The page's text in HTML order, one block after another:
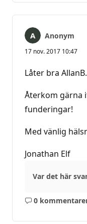
Anonym
17 nov. 2017 10:47
Låter bra AllanB.
Återkom gärna
funderingar!
Med vänlig
Jonathan Elf
Var det här
0
Inga